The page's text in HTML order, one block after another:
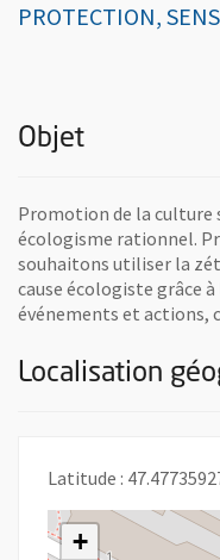
PROTECTION,
Objet
Promotion de la culture
écologisme rationnel.
souhaitons utiliser la
cause écologiste grâce
événements et actions,
Localisation
Latitude :
+